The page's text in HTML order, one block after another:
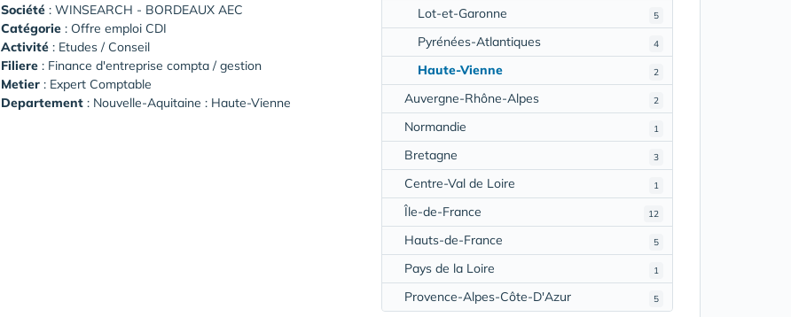
Société : WINSEARCH - BORDEAUX AEC
Catégorie : Offre emploi CDI
Activité : Etudes / Conseil
Filiere : Finance d'entreprise compta / gestion
Metier : Expert Comptable
Departement : Nouvelle-Aquitaine : Haute-Vienne
5
Lot-et-Garonne
4
Pyrénées-Atlantiques
2
Haute-Vienne
2
Auvergne-Rhône-Alpes
1
Normandie
3
Bretagne
1
Centre-Val de Loire
12
Île-de-France
5
Hauts-de-France
1
Pays de la Loire
5
Provence-Alpes-Côte-D'Azur